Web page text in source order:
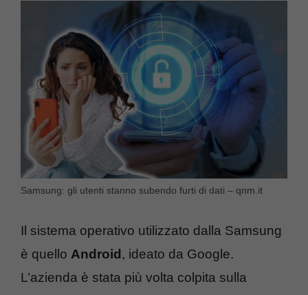
Samsung: gli utenti stanno subendo furti di dati – qnm.it
Il sistema operativo utilizzato dalla Samsung
è quello Android, ideato da Google.
L’azienda è stata più volta colpita sulla